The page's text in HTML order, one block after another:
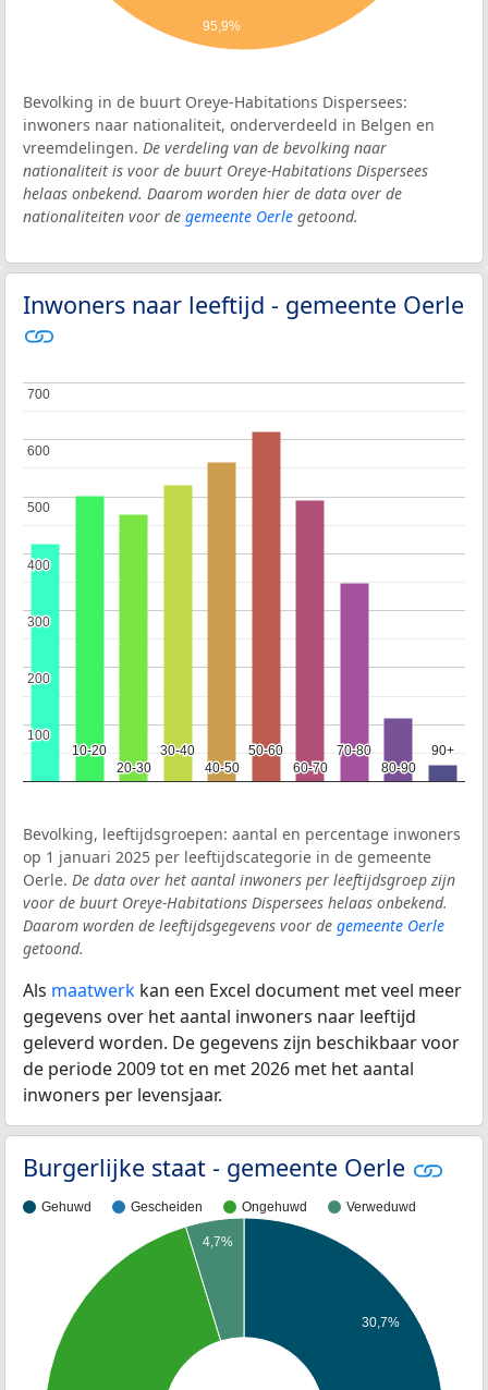
95,9%
Bevolking in de buurt Oreye-Habitations Dispersees:
inwoners naar nationaliteit, onderverdeeld in Belgen en
vreemdelingen. De verdeling van de bevolking naar
nationaliteit is voor de buurt Oreye-Habitations Dispersees
helaas onbekend. Daarom worden hier de data over de
nationaliteiten voor de gemeente Oerle getoond.
Inwoners naar leeftijd - gemeente Oerle
10-20
10-20
20-30
20-30
30-40
30-40
40-50
40-50
50-60
50-60
60-70
60-70
70-80
70-80
80-90
80-90
90+
90+
100
100
200
200
300
300
400
400
500
500
600
600
700
700
Bevolking, leeftijdsgroepen: aantal en percentage inwoners
op 1 januari 2025 per leeftijdscategorie in de gemeente
Oerle. De data over het aantal inwoners per leeftijdsgroep zijn
voor de buurt Oreye-Habitations Dispersees helaas onbekend.
Daarom worden de leeftijdsgegevens voor de gemeente Oerle
getoond.
Als maatwerk kan een Excel document met veel meer
gegevens over het aantal inwoners naar leeftijd
geleverd worden. De gegevens zijn beschikbaar voor
de periode 2009 tot en met 2026 met het aantal
inwoners per levensjaar.
Burgerlijke staat - gemeente Oerle
Gehuwd Gescheiden Ongehuwd Verweduwd
30,7%
4,7%